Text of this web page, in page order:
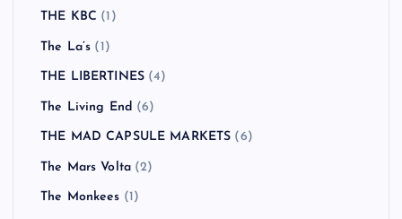
THE KBC (1)
The La’s (1)
THE LIBERTINES (4)
The Living End (6)
THE MAD CAPSULE MARKETS (6)
The Mars Volta (2)
The Monkees (1)